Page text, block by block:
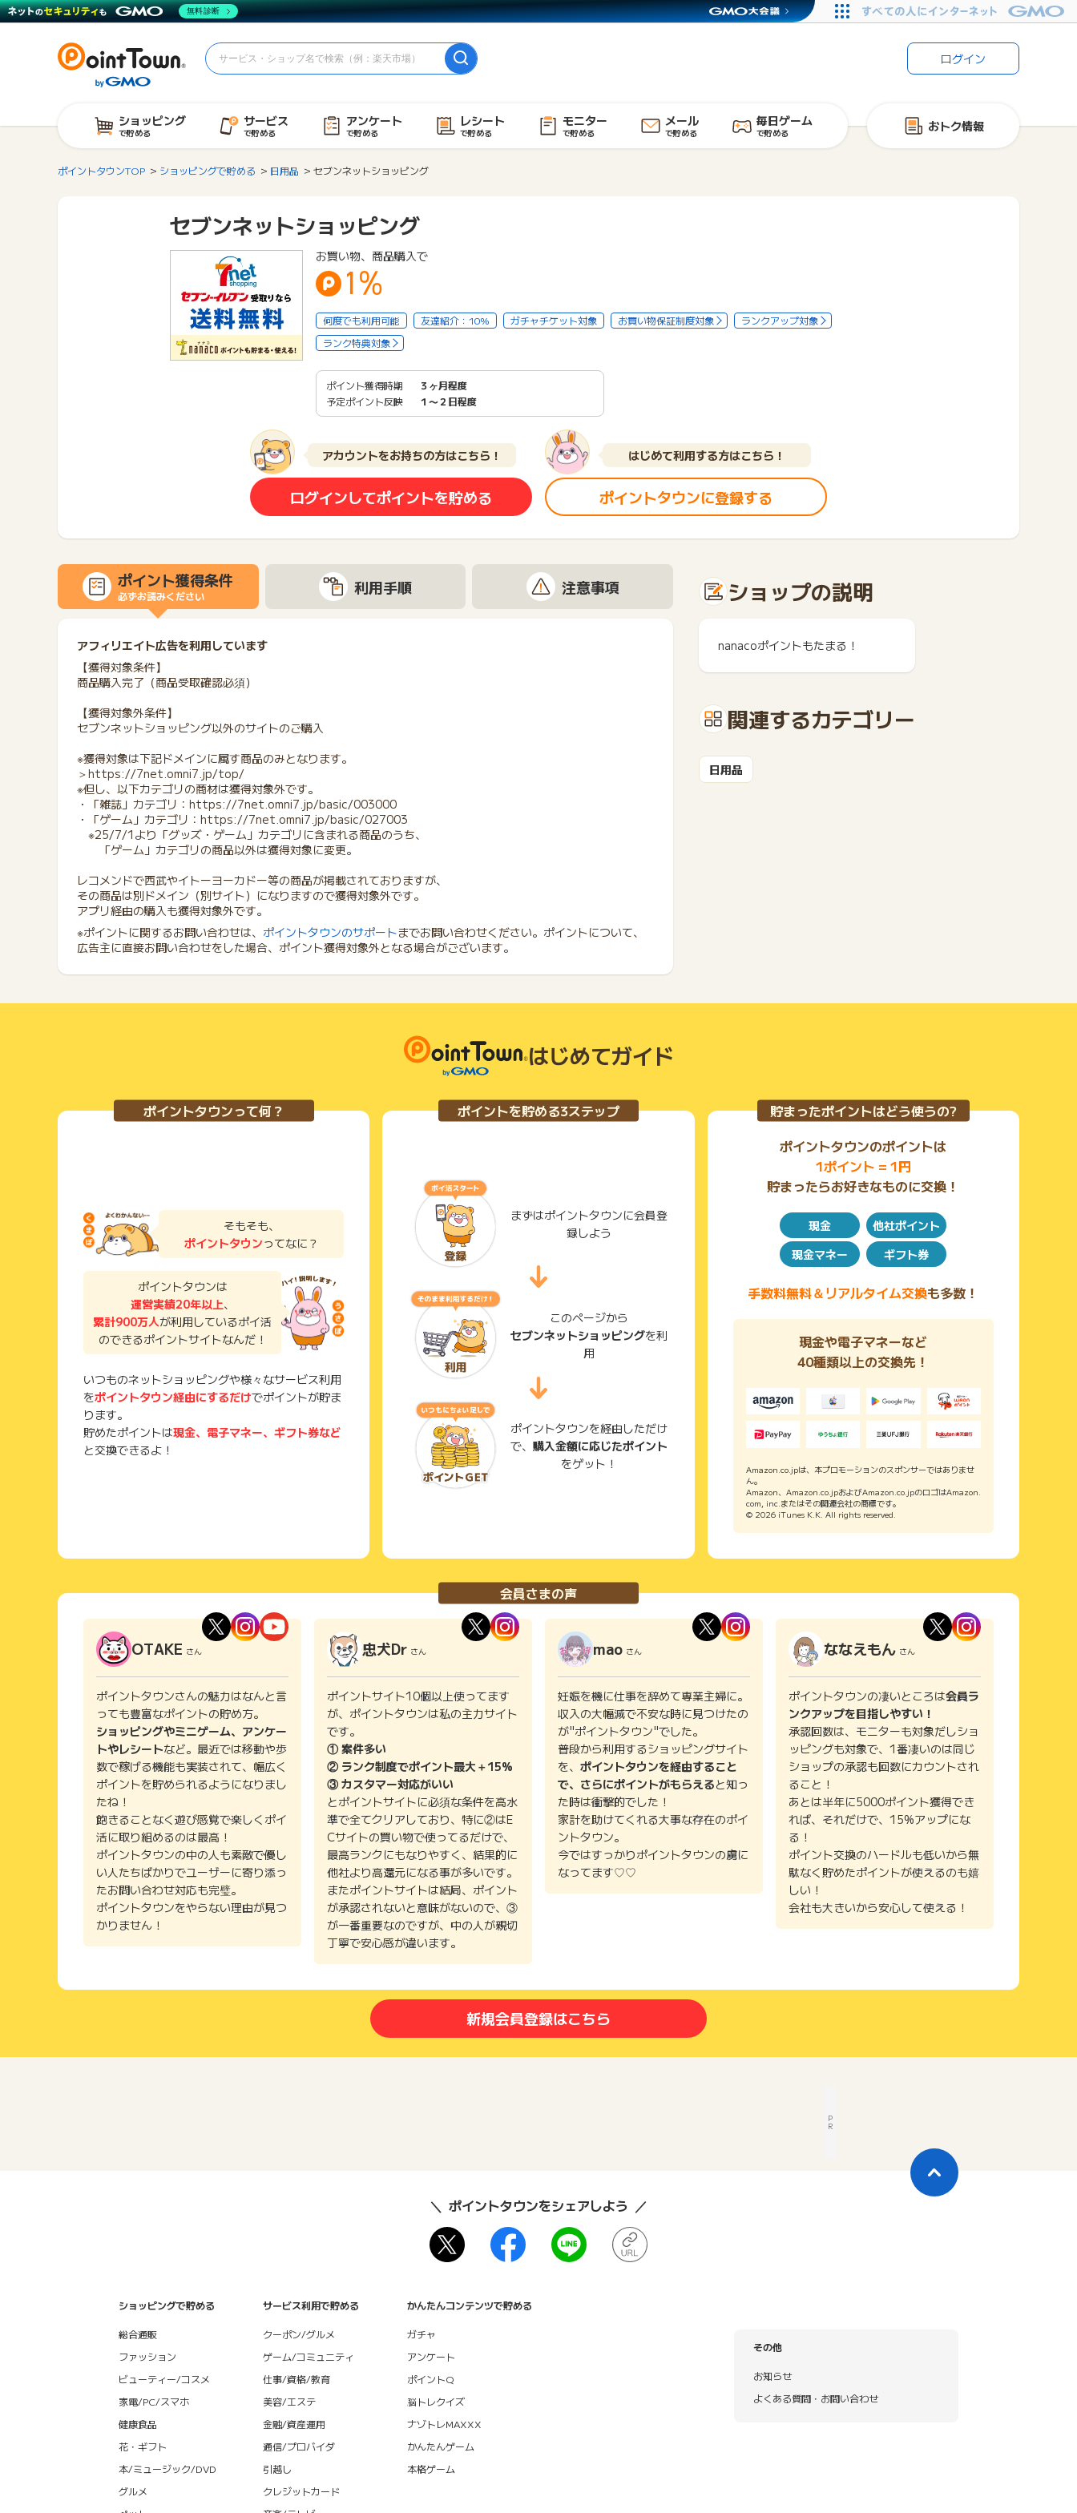
ログイン
ショッピング
で貯める
サービス
で貯める
アンケート
で貯める
レシート
で貯める
モニター
で貯める
メール
で貯める
毎日ゲーム
で貯める おトク情報
ポイントタウンTOP ショッピングで貯める 日用品 セブンネットショッピング
セブンネットショッピング
お買い物、商品購入で
1%
何度でも利用可能 友達紹介：10% ガチャチケット対象 お買い物保証制度対象
ランクアップ対象
ランク特典対象
ポイント獲得時期
３ヶ月程度
予定ポイント反映
１〜２日程度
アカウントをお持ちの方はこちら！
ログインしてポイントを貯める
はじめて利用する方はこちら！
ポイントタウンに登録する
ポイント獲得条件
必ずお読みください 利用手順 注意事項
アフィリエイト広告を利用しています
【獲得対象条件】
商品購入完了（商品受取確認必須）
【獲得対象外条件】
セブンネットショッピング以外のサイトのご購入
※獲得対象は下記ドメインに属す商品のみとなります。
＞https://7net.omni7.jp/top/
※但し、以下カテゴリの商材は獲得対象外です。
・「雑誌」カテゴリ：https://7net.omni7.jp/basic/003000
・「ゲーム」カテゴリ：https://7net.omni7.jp/basic/027003
※25/7/1より「グッズ・ゲーム」カテゴリに含まれる商品のうち、
「ゲーム」カテゴリの商品以外は獲得対象に変更。
レコメンドで西武やイトーヨーカドー等の商品が掲載されておりますが、
その商品は別ドメイン（別サイト）になりますので獲得対象外です。
アプリ経由の購入も獲得対象外です。
※ポイントに関するお問い合わせは、 ポイントタウンのサポートまでお問い合わせください。ポイントについて、
広告主に直接お問い合わせをした場合、ポイント獲得対象外となる場合がございます。
ショップの説明
nanacoポイントもたまる！
関連するカテゴリー
日用品
はじめてガイド
ポイントタウンって何？
そもそも、
ポイントタウンってなに？
ポイントタウンは
運営実績20年以上、
累計900万人が利用しているポイ活
のできるポイントサイトなんだ！
いつものネットショッピングや様々なサービス利用
をポイントタウン経由にするだけでポイントが貯ま
ります。
貯めたポイントは現金、電子マネー、ギフト券など
と交換できるよ！
ポイントを貯める3ステップ
まずはポイントタウンに会員登
録しよう
このページから
セブンネットショッピングを利
用
ポイントタウンを経由しただけ
で、 購入金額に応じたポイント
をゲット！
貯まったポイントはどう使うの?
ポイントタウンのポイントは
1ポイント = 1円
貯まったらお好きなものに交換！
現金
他社ポイント
現金マネー
ギフト券
手数料無料＆リアルタイム交換も多数！
現金や電子マネーなど
40種類以上の交換先！
Amazon.co.jpは、本プロモーションのスポンサーではありませ
ん。
Amazon、Amazon.co.jpおよびAmazon.co.jpのロゴはAmazon.
com, inc.またはその関連会社の商標です。
© 2026 iTunes K.K. All rights reserved.
会員さまの声
OTAKE さん
ポイントタウンさんの魅力はなんと言
っても豊富なポイントの貯め方。
ショッピングやミニゲーム、アンケー
トやレシートなど。最近では移動や歩
数で稼げる機能も実装されて、幅広く
ポイントを貯められるようになりまし
たね！
飽きることなく遊び感覚で楽しくポイ
活に取り組めるのは最高！
ポイントタウンの中の人も素敵で優し
い人たちばかりでユーザーに寄り添っ
たお問い合わせ対応も完璧。
ポイントタウンをやらない理由が見つ
かりません！
忠犬Dr さん
ポイントサイト10個以上使ってます
が、ポイントタウンは私の主力サイト
です。
① 案件多い
② ランク制度でポイント最大＋15%
③ カスタマー対応がいい
とポイントサイトに必須な条件を高水
準で全てクリアしており、特に②はE
Cサイトの買い物で使ってるだけで、
最高ランクにもなりやすく、結果的に
他社より高還元になる事が多いです。
またポイントサイトは結局、ポイント
が承認されないと意味がないので、③
が一番重要なのですが、中の人が親切
丁寧で安心感が違います。
mao さん
妊娠を機に仕事を辞めて専業主婦に。
収入の大幅減で不安な時に見つけたの
が"ポイントタウン"でした。
普段から利用するショッピングサイト
を、 ポイントタウンを経由すること
で、さらにポイントがもらえると知っ
た時は衝撃的でした！
家計を助けてくれる大事な存在のポイ
ントタウン。
今ではすっかりポイントタウンの虜に
なってます♡♡
ななえもん さん
ポイントタウンの凄いところは会員ラ
ンクアップを目指しやすい！
承認回数は、モニターも対象だしショ
ッピングも対象で、1番凄いのは同じ
ショップの承認も回数にカウントされ
ること！
あとは半年に5000ポイント獲得でき
れば、それだけで、15%アップにな
る！
ポイント交換のハードルも低いから無
駄なく貯めたポイントが使えるのも嬉
しい！
会社も大きいから安心して使える！
新規会員登録はこちら
P
R
ポイントタウンをシェアしよう
ショッピングで貯める
総合通販
ファッション
ビューティー/コスメ
家電/PC/スマホ
健康食品
花・ギフト
本/ミュージック/DVD
グルメ
サービス利用で貯める
クーポン/グルメ
ゲーム/コミュニティ
仕事/資格/教育
美容/エステ
金融/資産運用
通信/プロバイダ
引越し
クレジットカード
かんたんコンテンツで貯める
ガチャ
アンケート
ポイントQ
脳トレクイズ
ナゾトレMAXXX
かんたんゲーム
本格ゲーム
その他
お知らせ
よくある質問・お問い合わせ
無料診断